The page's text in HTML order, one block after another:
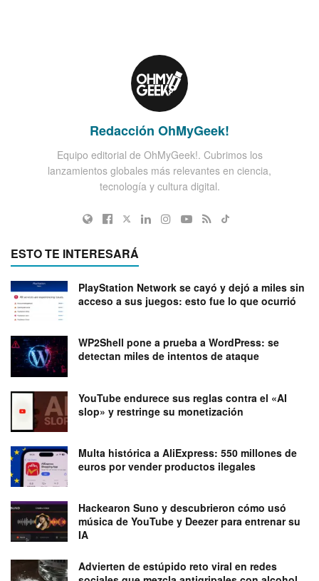
Redacción OhMyGeek!
Equipo editorial de OhMyGeek!. Cubrimos los
lanzamientos globales más relevantes en ciencia,
tecnología y cultura digital.
ESTO TE INTERESARÁ
PlayStation Network se cayó y dejó a miles sin
acceso a sus juegos: esto fue lo que ocurrió
WP2Shell pone a prueba a WordPress: se
detectan miles de intentos de ataque
YouTube endurece sus reglas contra el «AI
slop» y restringe su monetización
Multa histórica a AliExpress: 550 millones de
euros por vender productos ilegales
Hackearon Suno y descubrieron cómo usó
música de YouTube y Deezer para entrenar su
IA
Advierten de estúpido reto viral en redes